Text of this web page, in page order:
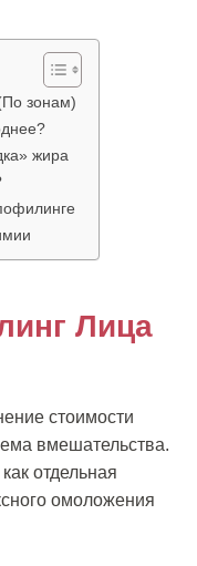
зонам)
жира
Лица
стоимости
вмешательства.
отдельная
омоложения